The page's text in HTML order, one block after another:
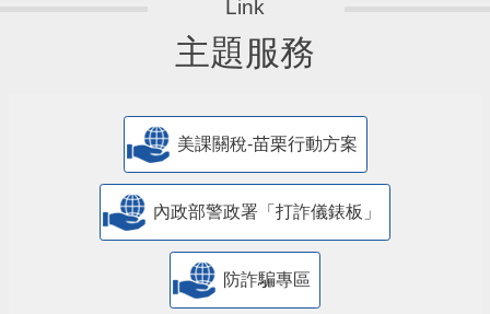
主題服務
美課關稅-苗栗行動方案
內政部警政署「打詐儀錶板」
防詐騙專區